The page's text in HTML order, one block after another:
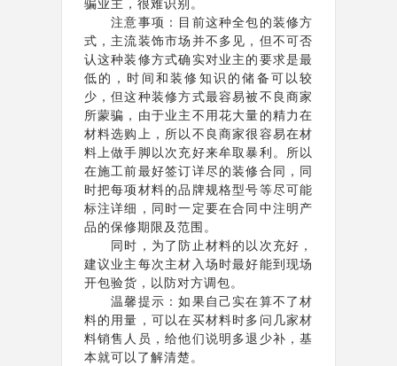
注意事项：目前这种全包的装修方
式，主流装饰市场并不多见，但不可否
认这种装修方式确实对业主的要求是最
低的，时间和装修知识的储备可以较
少，但这种装修方式最容易被不良商家
所蒙骗，由于业主不用花大量的精力在
材料选购上，所以不良商家很容易在材
料上做手脚以次充好来牟取暴利。所以
在施工前最好签订详尽的装修合同，同
时把每项材料的品牌规格型号等尽可能
标注详细，同时一定要在合同中注明产
品的保修期限及范围。
同时，为了防止材料的以次充好，
建议业主每次主材入场时最好能到现场
开包验货，以防对方调包。
温馨提示：如果自己实在算不了材
料的用量，可以在买材料时多问几家材
料销售人员，给他们说明多退少补，基
本就可以了解清楚。